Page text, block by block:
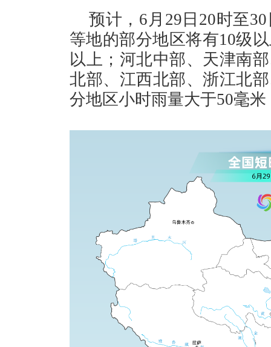
预计，6月29日20时至
等地的部分地区将有10级
以上；河北中部、天津南
北部、江西北部、浙江北
分地区小时雨量大于50毫